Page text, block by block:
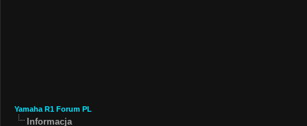
Yamaha R1 Forum PL
Informacja